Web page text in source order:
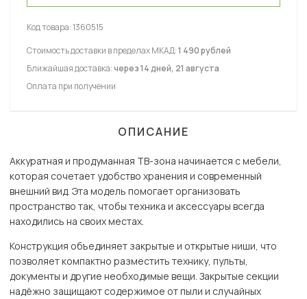
Код товара:1360515
Стоимость доставки в пределах МКАД:1 490 рублей
Ближайшая доставка:через 14 дней, 21 августа
Оплата при получении
ОПИСАНИЕ
Аккуратная и продуманная ТВ-зона начинается с мебели,
которая сочетает удобство хранения и современный
внешний вид. Эта модель помогает организовать
пространство так, чтобы техника и аксессуары всегда
находились на своих местах.
Конструкция объединяет закрытые и открытые ниши, что
позволяет компактно разместить технику, пульты,
документы и другие необходимые вещи. Закрытые секции
надёжно защищают содержимое от пыли и случайных